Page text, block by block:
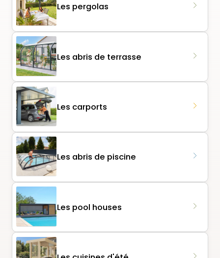
Les pergolas
Les abris de terrasse
Les carports
Les abris de piscine
Les pool houses